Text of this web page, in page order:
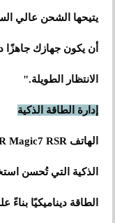
يتيحها الشحن عالي
أن يكون جهازك جاهزًا
الانتظار الطويلة."
إدارة الطاقة الذكية
الذكية التي تُحسن
الطاقة ديناميكيًا